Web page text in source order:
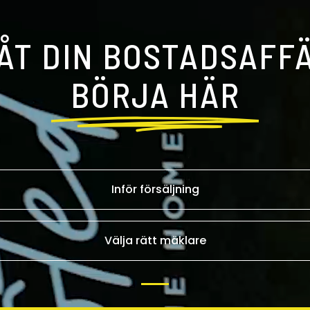
DIN
BÖRJA HÄR
Inför försäljning
Välja rätt mäklare